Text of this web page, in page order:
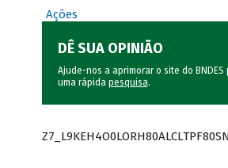
Ações
DÊ SUA OPINIÃO
Ajude-nos a aprimorar o site do
uma rápida pesquisa.